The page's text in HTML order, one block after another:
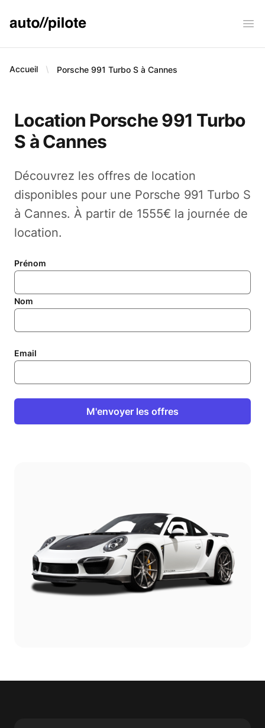
AUTO PILOTE
Accueil Porsche 991 Turbo S à Cannes
Location Porsche 991 Turbo
S à Cannes
Découvrez les offres de location
disponibles pour une Porsche 991 Turbo S
à Cannes. À partir de 1555€ la journée de
location.
Prénom
Nom
Email
M'envoyer les offres